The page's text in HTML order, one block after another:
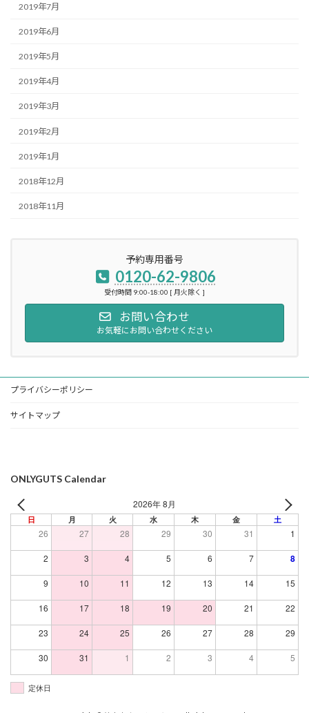
2019年7月
2019年6月
2019年5月
2019年4月
2019年3月
2019年2月
2019年1月
2018年12月
2018年11月
予約専用番号
0120-62-9806
受付時間 9:00-18:00 [ 月火除く ]
お問い合わせ
お気軽にお問い合わせください
プライバシーポリシー
サイトマップ
ONLYGUTS Calendar
2026年 8月
日 月 火 水 木 金 土
26 27 28 29 30 31 1
2 3 4 5 6 7 8
9 10 11 12 13 14 15
16 17 18 19 20 21 22
23 24 25 26 27 28 29
30 31 1 2 3 4 5
定休日